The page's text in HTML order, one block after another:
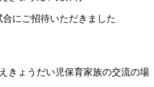
にご招待いただきました
きょうだい児保育家族の交流の場